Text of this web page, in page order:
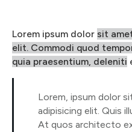
Lorem ipsum dolor sit
elit. Commodi quod
quia praesentium, deleniti
Lorem, ipsum dolor
adipisicing elit. Quis
At quos architecto